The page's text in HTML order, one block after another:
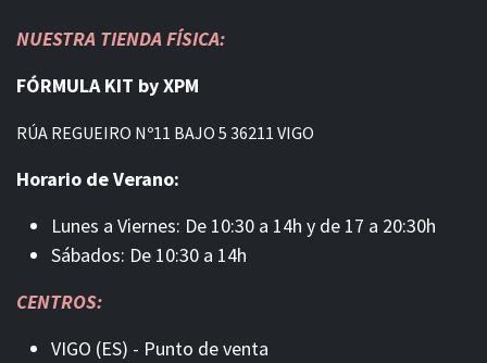
NUESTRA TIENDA FÍSICA:
FÓRMULA KIT by XPM
RÚA REGUEIRO Nº11 BAJO 5 36211 VIGO
Horario de Verano:
Lunes a Viernes: De 10:30 a 14h y de 17 a 20:30h
Sábados: De 10:30 a 14h
CENTROS:
VIGO (ES) - Punto de venta